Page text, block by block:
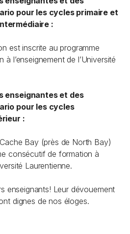
pour les cycles primaire et
:
est inscrite au programme
l’enseignement de l’Université
enseignantes et des
pour les cycles
:
Bay (près de North Bay)
consécutif de formation à
Laurentienne.
enseignants! Leur dévouement
dignes de nos éloges.